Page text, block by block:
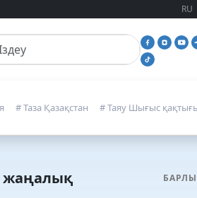
RU
# Таза Қазақстан # Таяу Шығыс
жаңалық